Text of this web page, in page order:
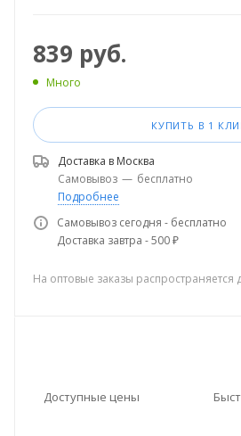
839 руб.
Много
КУПИТЬ В 1
Доставка в Москва
Самовывоз — бесплатно
Подробнее
Самовывоз сегодня - бесплатно
Доставка завтра - 500 ₽
На оптовые заказы распространяется
Доступные цены